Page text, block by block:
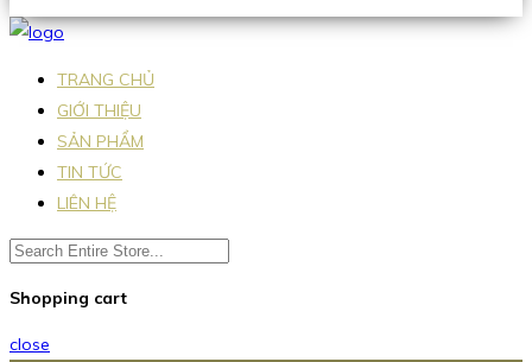
TRANG CHỦ
GIỚI THIỆU
SẢN PHẨM
TIN TỨC
LIÊN HỆ
Shopping cart
close